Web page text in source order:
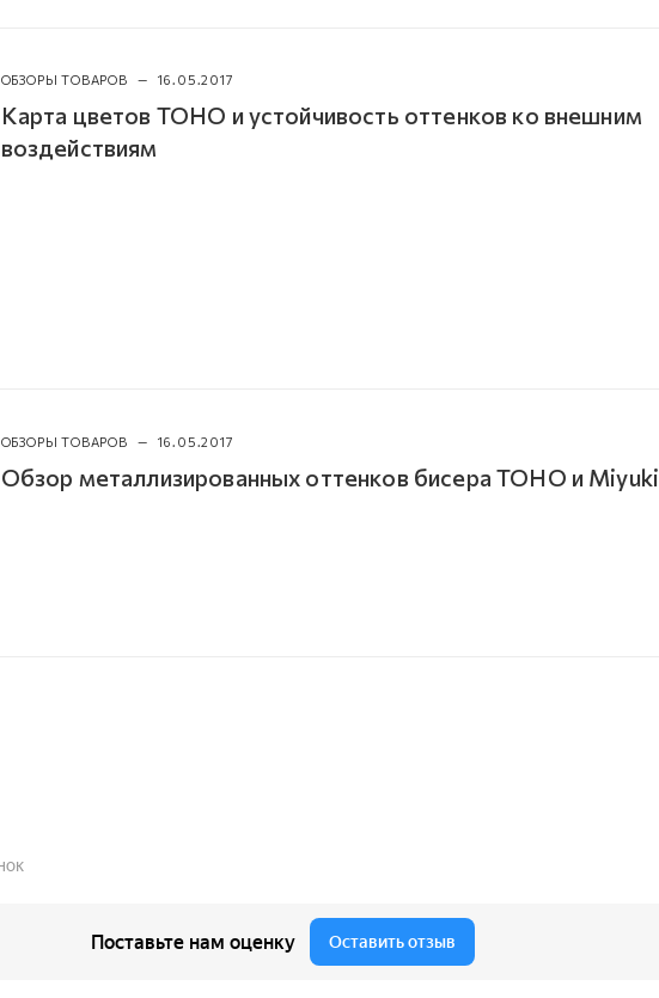
ОБЗОРЫ ТОВАРОВ — 16.05.2017
Карта цветов TOHO и устойчивость оттенков ко внешним
воздействиям
ОБЗОРЫ ТОВАРОВ — 16.05.2017
Обзор металлизированных оттенков бисера TOHO и Miyuki